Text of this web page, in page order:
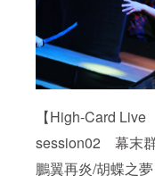
【High-Card Live
session02 幕末
鵬翼再炎/胡蝶之